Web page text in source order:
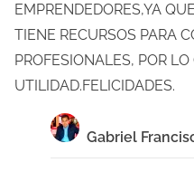
n
d
e
EMPRENDEDORES,YA
TIENE RECURSOS PARA
PROFESIONALES, POR
UTILIDAD.FELICIDADES.
Gabriel